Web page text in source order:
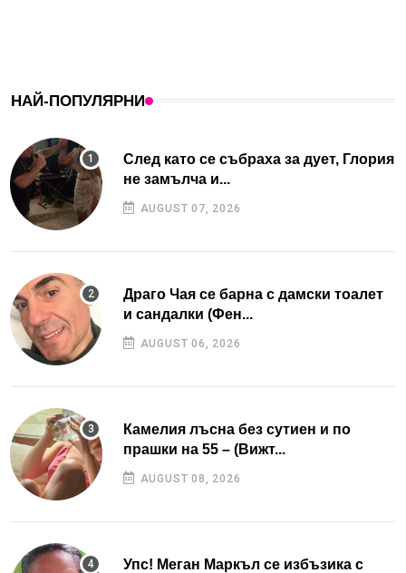
НАЙ-ПОПУЛЯРНИ
След като се събраха за дует, Глория
не замълча и...
AUGUST 07, 2026
Драго Чая се барна с дамски тоалет
и сандалки (Фен...
AUGUST 06, 2026
Камелия лъсна без сутиен и по
прашки на 55 – (Вижт...
AUGUST 08, 2026
Упс! Меган Маркъл се избъзика с